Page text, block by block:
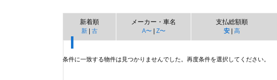
新着順
新 古
メーカー・車名
A〜| Z〜
支払総額順
安| 高
条件に一致する物件は見つかりませんでした。再度条件を選択してください。